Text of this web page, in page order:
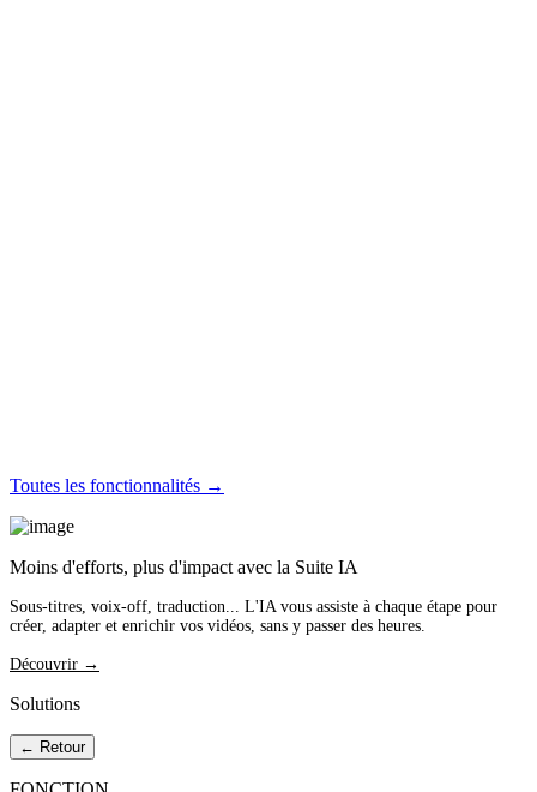
Toutes les fonctionnalités →
Moins d'efforts, plus d'impact avec la Suite IA
Sous-titres, voix-off, traduction... L'IA vous assiste à chaque étape pour
créer, adapter et enrichir vos vidéos, sans y passer des heures.
Découvrir →
Solutions
← Retour